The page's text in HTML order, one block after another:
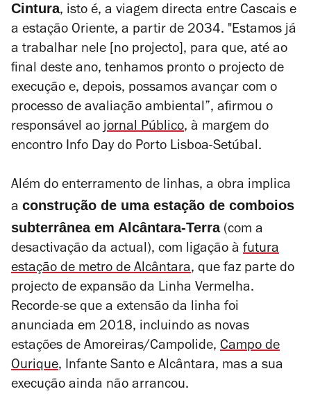
Cintura, isto é, a viagem directa entre Cascais e
a estação Oriente, a partir de 2034. "Estamos já
a trabalhar nele [no projecto] , para que, até ao
final deste ano, tenhamos pronto o projecto de
execução e, depois, possamos avançar com o
processo de avaliação ambiental”, afirmou o
responsável aojornalPúblico, à margem do
encontro Info Day do Porto Lisboa-Setúbal.
Além do enterramento de linhas, a obra implica
a construção de uma estação de comboios
subterrânea em Alcântara-Terra(com a
desactivação da actual), com ligação à futura
estação de metro de Alcântara, que faz parte do
projecto de expansão da Linha Vermelha.
Recorde-se que a extensão da linha foi
anunciada em 2018, incluindo as novas
estações de Amoreiras/Campolide, Campo de
Ourique, Infante Santo e Alcântara, mas a sua
execução ainda não arrancou.